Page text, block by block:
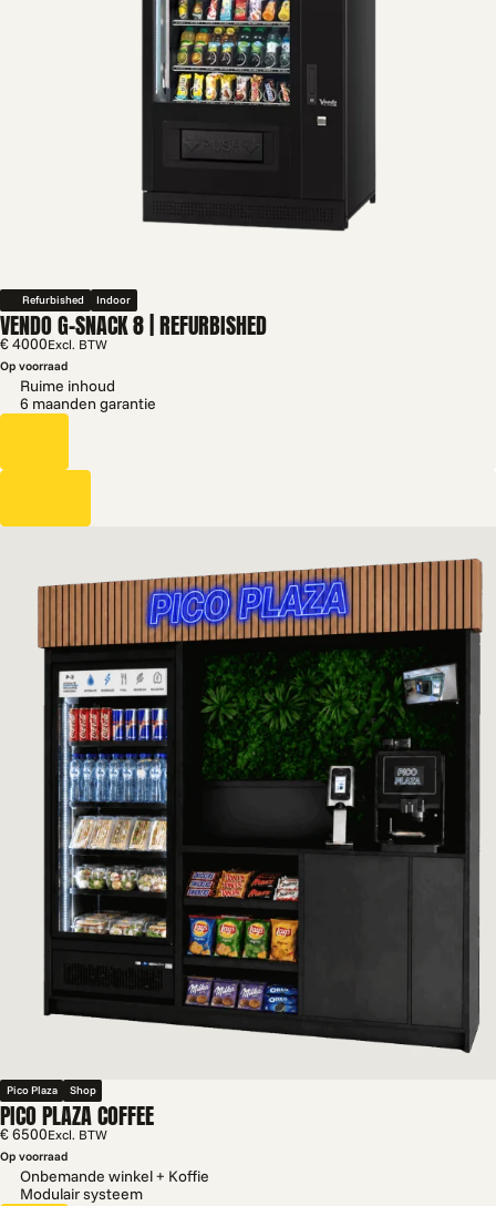
Refurbished Indoor
VENDO G-SNACK 8 | REFURBISHED
€ 4000Excl. BTW
Op voorraad
Ruime inhoud
6 maanden garantie
Pico Plaza Shop
PICO PLAZA COFFEE
€ 6500Excl. BTW
Op voorraad
Onbemande winkel + Koffie
Modulair systeem